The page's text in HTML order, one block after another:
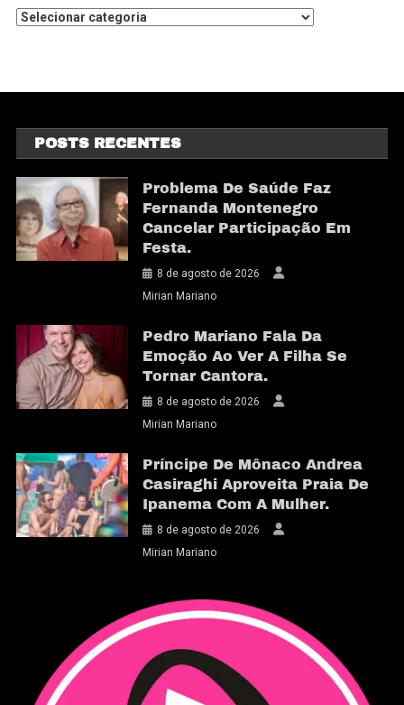
POSTS RECENTES
Problema De Saúde Faz
Fernanda Montenegro
Cancelar Participação Em
Festa.
8 de agosto de 2026
Mirian Mariano
Pedro Mariano Fala Da
Emoção Ao Ver A Filha Se
Tornar Cantora.
8 de agosto de 2026
Mirian Mariano
Príncipe De Mônaco Andrea
Casiraghi Aproveita Praia De
Ipanema Com A Mulher.
8 de agosto de 2026
Mirian Mariano